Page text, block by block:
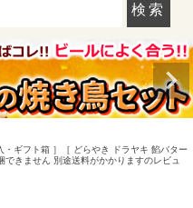
検索
ギフト箱 ］［ どらやき ドラヤキ 餡バター
きません 別途送料がかかりますのレビュ